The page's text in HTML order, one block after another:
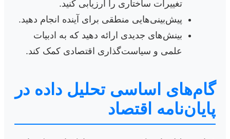
تغییرات ساختاری را ارزیابی کنید.
پیش‌بینی‌هایی منطقی برای آینده انجام دهید.
بینش‌های جدیدی ارائه دهید که به ادبیات
علمی و سیاست‌گذاری اقتصادی کمک کند.
گام‌های اساسی تحلیل داده در
پایان‌نامه‌ اقتصاد